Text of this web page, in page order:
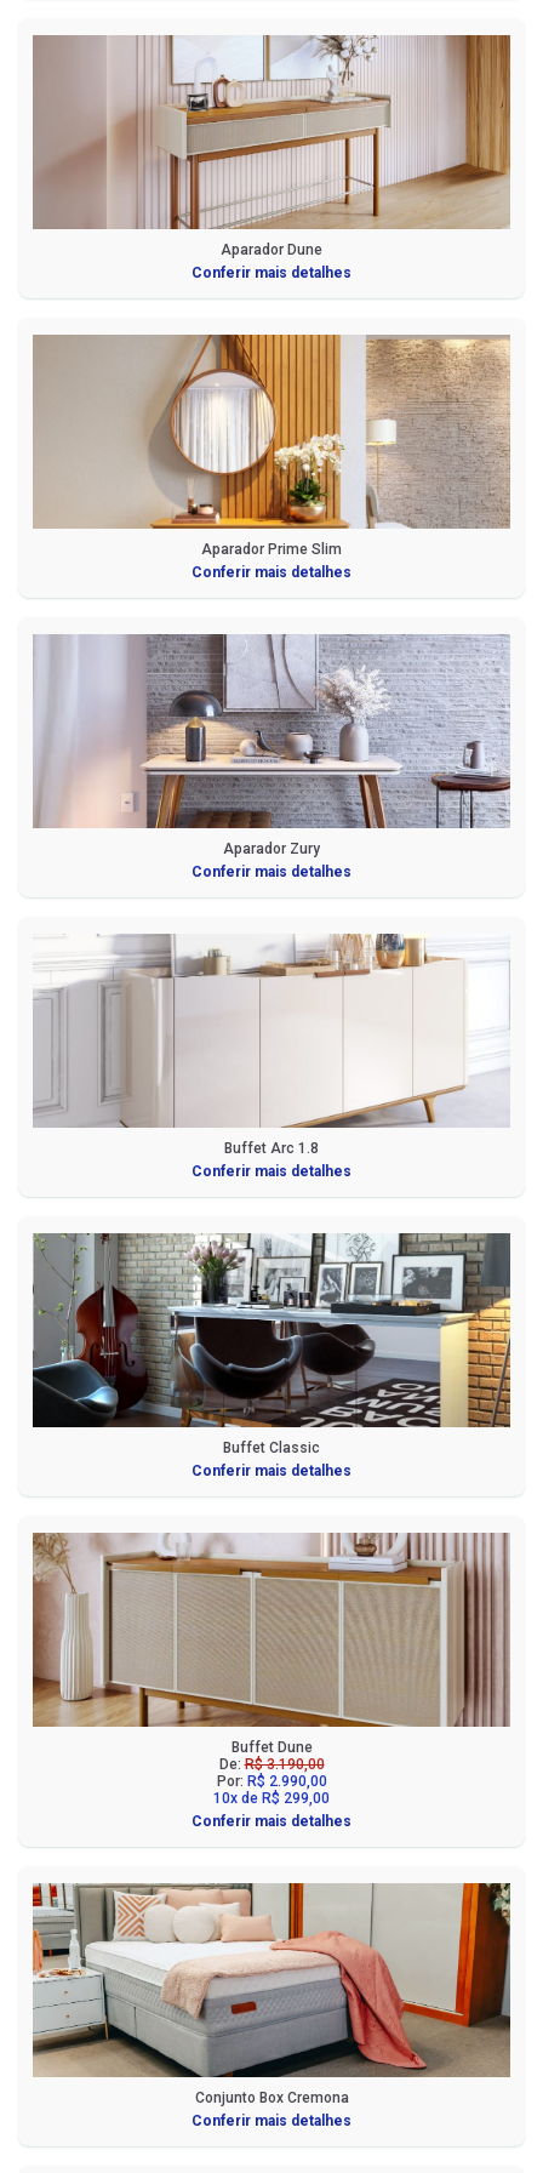
Aparador Dune
Conferir mais detalhes
Aparador Prime Slim
Conferir mais detalhes
Aparador Zury
Conferir mais detalhes
Buffet Arc 1.8
Conferir mais detalhes
Buffet Classic
Conferir mais detalhes
Buffet Dune
De:R$ 3.190,00
Por: R$ 2.990,00
10x de R$ 299,00
Conferir mais detalhes
Conjunto Box Cremona
Conferir mais detalhes